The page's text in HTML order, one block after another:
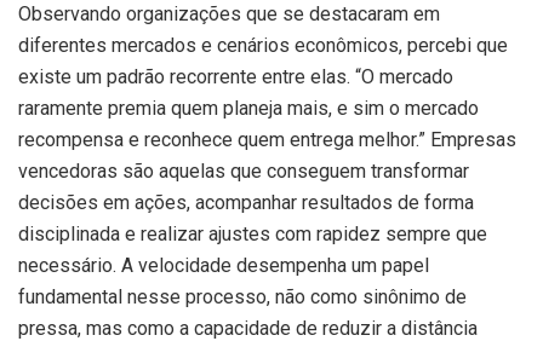
Observando organizações que se destacaram em
diferentes mercados e cenários econômicos, percebi que
existe um padrão recorrente entre elas. “O mercado
raramente premia quem planeja mais, e sim o mercado
recompensa e reconhece quem entrega melhor.” Empresas
vencedoras são aquelas que conseguem transformar
decisões em ações, acompanhar resultados de forma
disciplinada e realizar ajustes com rapidez sempre que
necessário. A velocidade desempenha um papel
fundamental nesse processo, não como sinônimo de
pressa, mas como a capacidade de reduzir a distância